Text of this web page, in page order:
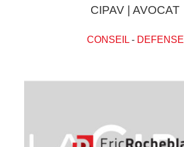
CIPAV | AVOCAT
CONSEIL- DEFENSE